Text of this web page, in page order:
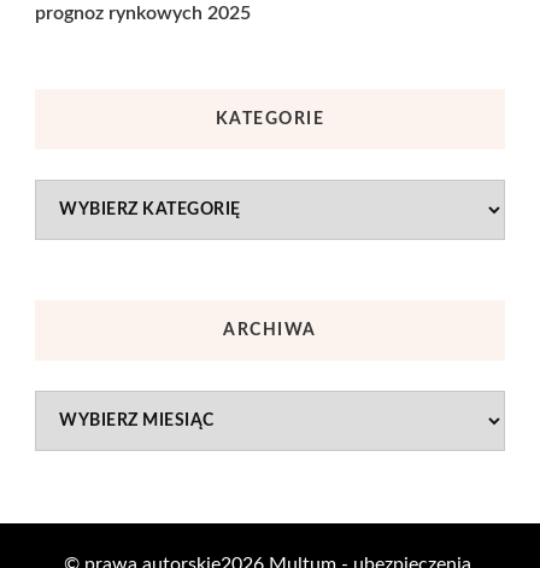
prognoz rynkowych 2025
KATEGORIE
Kategorie
ARCHIWA
Archiwa